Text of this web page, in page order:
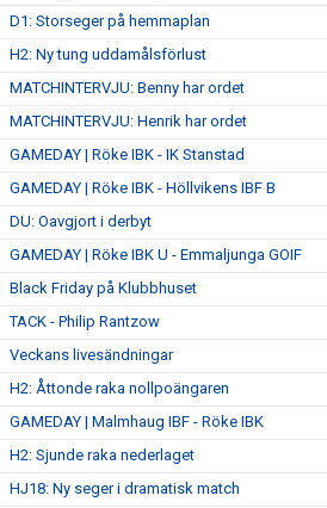
D1: Storseger på hemmaplan
H2: Ny tung uddamålsförlust
MATCHINTERVJU: Benny har ordet
MATCHINTERVJU: Henrik har ordet
GAMEDAY | Röke IBK - IK Stanstad
GAMEDAY | Röke IBK - Höllvikens IBF B
DU: Oavgjort i derbyt
GAMEDAY | Röke IBK U - Emmaljunga GOIF
Black Friday på Klubbhuset
TACK - Philip Rantzow
Veckans livesändningar
H2: Åttonde raka nollpoängaren
GAMEDAY | Malmhaug IBF - Röke IBK
H2: Sjunde raka nederlaget
HJ18: Ny seger i dramatisk match